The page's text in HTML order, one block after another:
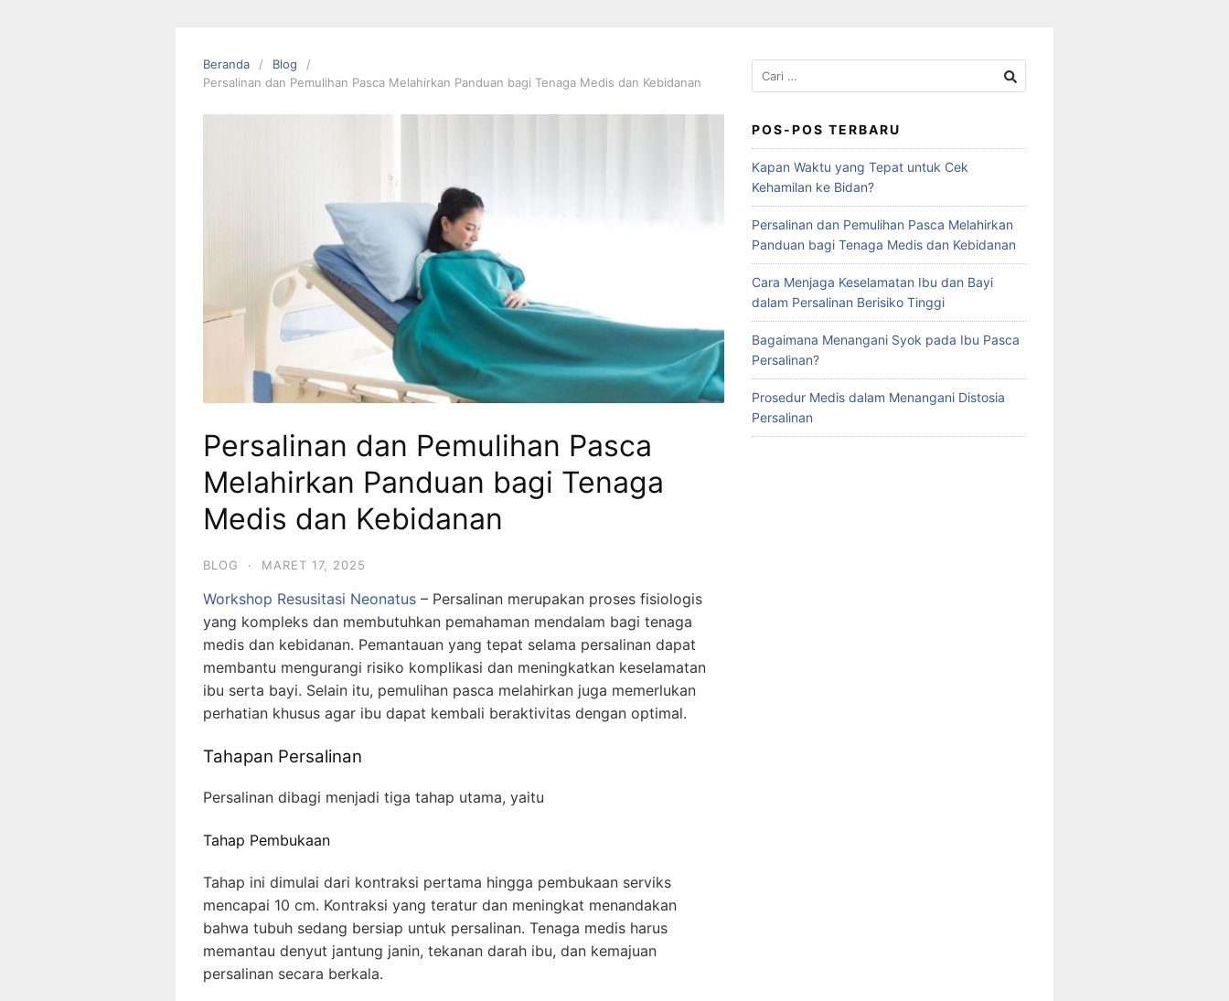
Beranda
Blog
Persalinan dan Pemulihan Pasca Melahirkan Panduan bagi Tenaga Medis dan Kebidanan
Persalinan dan Pemulihan Pasca
Melahirkan Panduan bagi Tenaga
Medis dan Kebidanan
BLOG · MARET 17, 2025
Workshop Resusitasi Neonatus – Persalinan merupakan proses fisiologis
yang kompleks dan membutuhkan pemahaman mendalam bagi tenaga
medis dan kebidanan. Pemantauan yang tepat selama persalinan dapat
membantu mengurangi risiko komplikasi dan meningkatkan keselamatan
ibu serta bayi. Selain itu, pemulihan pasca melahirkan juga memerlukan
perhatian khusus agar ibu dapat kembali beraktivitas dengan optimal.
Tahapan Persalinan
Persalinan dibagi menjadi tiga tahap utama, yaitu
Tahap Pembukaan
Tahap ini dimulai dari kontraksi pertama hingga pembukaan serviks
mencapai 10 cm. Kontraksi yang teratur dan meningkat menandakan
bahwa tubuh sedang bersiap untuk persalinan. Tenaga medis harus
memantau denyut jantung janin, tekanan darah ibu, dan kemajuan
persalinan secara berkala.
POS-POS TERBARU
Kapan Waktu yang Tepat untuk Cek
Kehamilan ke Bidan?
Persalinan dan Pemulihan Pasca Melahirkan
Panduan bagi Tenaga Medis dan Kebidanan
Cara Menjaga Keselamatan Ibu dan Bayi
dalam Persalinan Berisiko Tinggi
Bagaimana Menangani Syok pada Ibu Pasca
Persalinan?
Prosedur Medis dalam Menangani Distosia
Persalinan